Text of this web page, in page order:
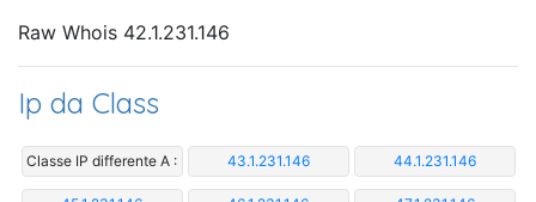
Raw Whois 42.1.231.146
Ip da Class
Classe IP differente A : 43.1.231.146 44.1.231.146